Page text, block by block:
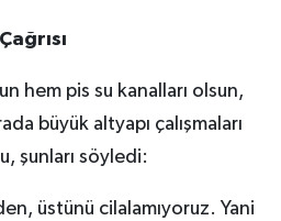
hem pis su kanalları olsun,
büyük altyapı çalışmaları
şunları söyledi:
üstünü cilalamıyoruz. Yani